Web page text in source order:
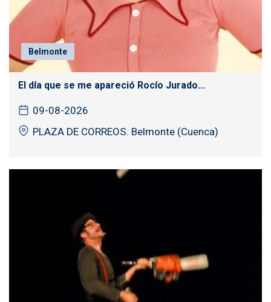
Belmonte
El día que se me apareció Rocío Jurado...
09-08-2026
PLAZA DE CORREOS. Belmonte (Cuenca)